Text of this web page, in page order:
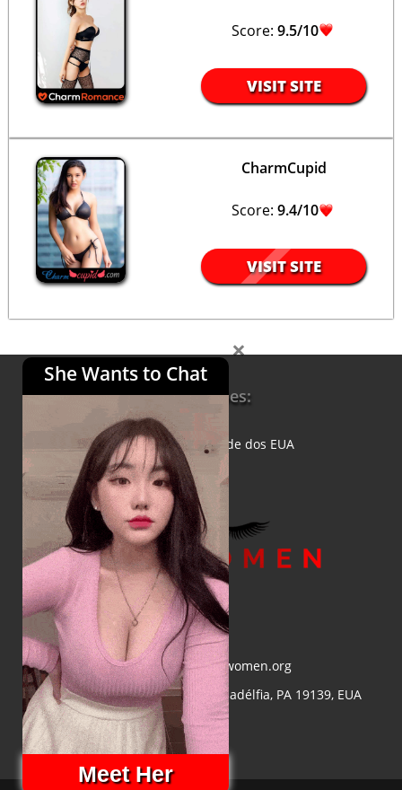
Score: 9.5/10
VISIT SITE
CharmCupid
Score: 9.4/10
VISIT SITE
Informações:
Política de Privacidade dos EUA
E-mail: info@asiawomen.org
Endereço: 4548 Market St, Filadélfia, PA 19139, EUA
She Wants to Chat
Meet Her
×